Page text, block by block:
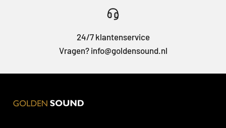
24/7 klantenservice
Vragen? info@goldensound.nl